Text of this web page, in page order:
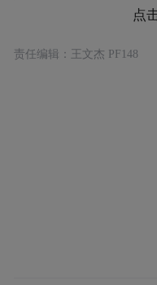
上周五，纳斯达
点
责任编辑：王文杰 PF148